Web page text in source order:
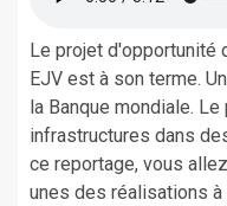
Le projet d'opportunité
EJV est à son terme.
la Banque mondiale.
infrastructures dans
ce reportage, vous
unes des réalisations